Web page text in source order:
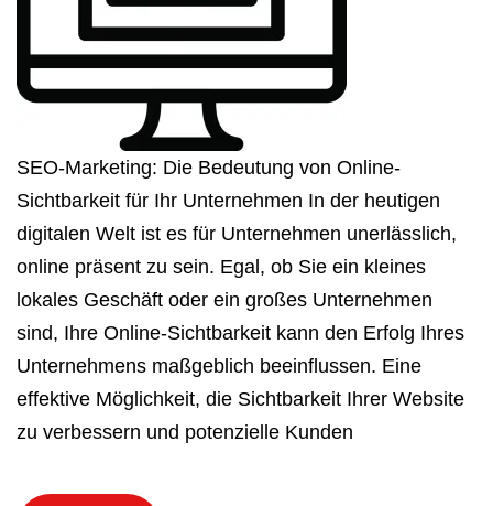
SEO-Marketing: Die Bedeutung von Online-
Sichtbarkeit für Ihr Unternehmen In der heutigen
digitalen Welt ist es für Unternehmen unerlässlich,
online präsent zu sein. Egal, ob Sie ein kleines
lokales Geschäft oder ein großes Unternehmen
sind, Ihre Online-Sichtbarkeit kann den Erfolg Ihres
Unternehmens maßgeblich beeinflussen. Eine
effektive Möglichkeit, die Sichtbarkeit Ihrer Website
zu verbessern und potenzielle Kunden